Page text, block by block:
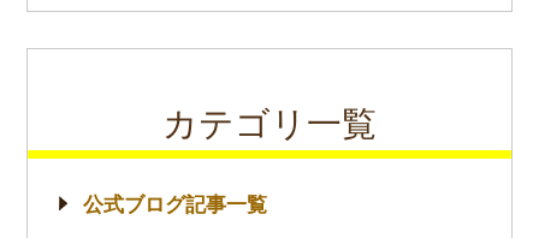
カテゴリ一覧
公式ブログ記事一覧